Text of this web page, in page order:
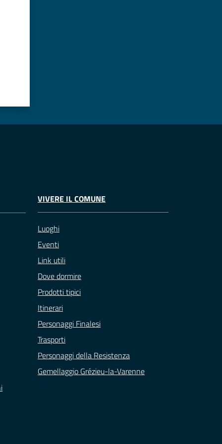
VIVERE IL COMUNE
Luoghi
Eventi
Link utili
Dove dormire
Prodotti tipici
Itinerari
Personaggi Finalesi
Trasporti
Personaggi della Resistenza
Gemellaggio Grézieu-la-Varenne